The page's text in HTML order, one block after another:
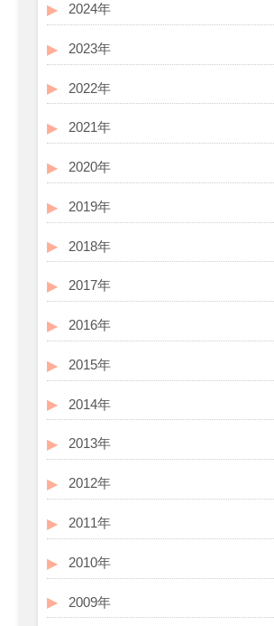
2024年
2023年
2022年
2021年
2020年
2019年
2018年
2017年
2016年
2015年
2014年
2013年
2012年
2011年
2010年
2009年